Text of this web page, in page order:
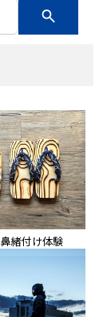
緒付け体験